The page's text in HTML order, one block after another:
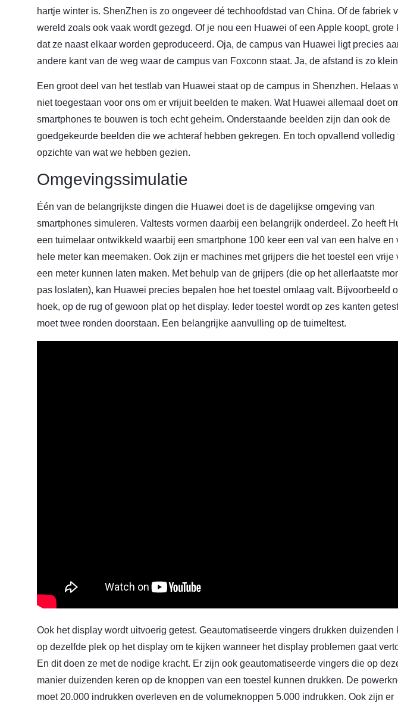
hartje winter is. ShenZhen is zo ongeveer dé techhoofdstad van China. Of de fabriek
wereld zoals ook vaak wordt gezegd. Of je nou een Huawei of een Apple koopt, grote
dat ze naast elkaar worden geproduceerd. Oja, de campus van Huawei ligt precies
andere kant van de weg waar de campus van Foxconn staat. Ja, de afstand is zo
Een groot deel van het testlab van Huawei staat op de campus in Shenzhen. Helaas
niet toegestaan voor ons om er vrijuit beelden te maken. Wat Huawei allemaal doet
smartphones te bouwen is toch echt geheim. Onderstaande beelden zijn dan ook de
goedgekeurde beelden die we achteraf hebben gekregen. En toch opvallend volledig
opzichte van wat we hebben gezien.
Omgevingssimulatie
Één van de belangrijkste dingen die Huawei doet is de dagelijkse omgeving van
smartphones simuleren. Valtests vormen daarbij een belangrijk onderdeel. Zo heeft
een tuimelaar ontwikkeld waarbij een smartphone 100 keer een val van een halve en
hele meter kan meemaken. Ook zijn er machines met grijpers die het toestel een vrije
een meter kunnen laten maken. Met behulp van de grijpers (die op het allerlaatste
pas loslaten), kan Huawei precies bepalen hoe het toestel omlaag valt. Bijvoorbeeld
hoek, op de rug of gewoon plat op het display. Ieder toestel wordt op zes kanten
moet twee ronden doorstaan. Een belangrijke aanvulling op de tuimeltest.
Ook het display wordt uitvoerig getest. Geautomatiseerde vingers drukken duizenden
op dezelfde plek op het display om te kijken wanneer het display problemen gaat
En dit doen ze met de nodige kracht. Er zijn ook geautomatiseerde vingers die op
manier duizenden keren op de knoppen van een toestel kunnen drukken. De
moet 20.000 indrukken overleven en de volumeknoppen 5.000 indrukken. Ook zijn er